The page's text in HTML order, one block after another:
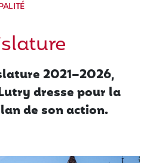
2021–2026,
dresse pour la
de son action.